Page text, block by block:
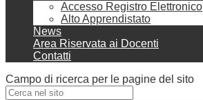
Accesso Registro Elettronico
Alto Apprendistato
News
Area Riservata ai Docenti
Contatti
Campo di ricerca per le pagine del sito